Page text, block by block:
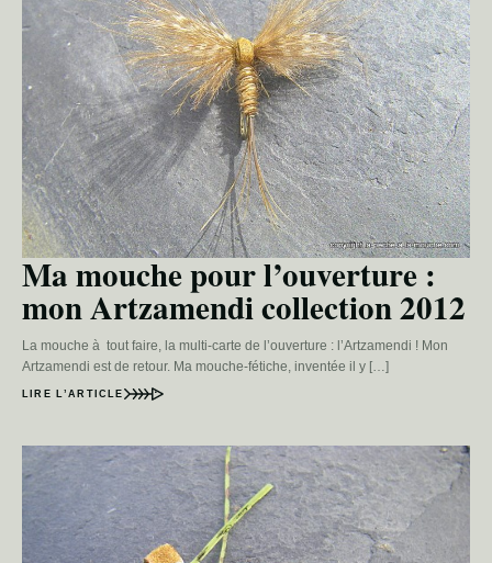
Ma mouche pour l’ouverture :
mon Artzamendi collection 2012
La mouche à tout faire, la multi-carte de l’ouverture : l’Artzamendi ! Mon
Artzamendi est de retour. Ma mouche-fétiche, inventée il y […]
LIRE L’ARTICLE